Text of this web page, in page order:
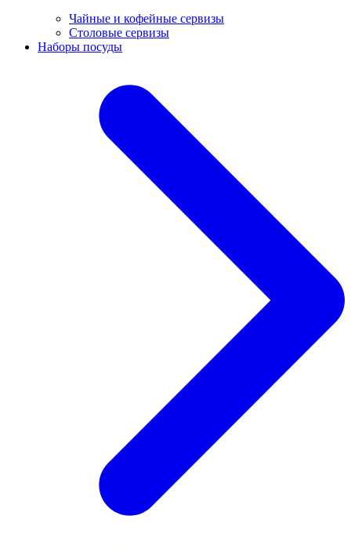
Чайные и кофейные сервизы
Столовые сервизы
Наборы посуды